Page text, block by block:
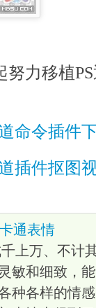
力移植
命令插件
插件抠图
通表情
上万、不计
敏和细致，
种各样的情